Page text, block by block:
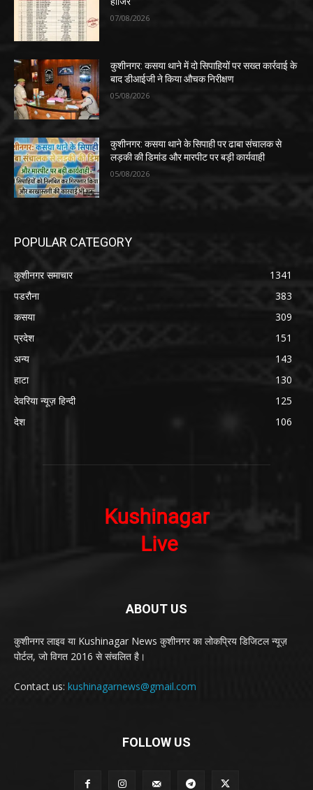
07/08/2026
कुशीनगर: कसया थाने में दो सिपाहियों पर सख्त कार्रवाई के
बाद डीआईजी ने किया औचक निरीक्षण
05/08/2026
कुशीनगर: कसया थाने के सिपाही पर ढाबा संचालक से
लड़की की डिमांड और मारपीट पर बड़ी कार्यवाही
05/08/2026
POPULAR CATEGORY
कुशीनगर समाचार
1341
पडरौना
383
कसया
309
प्रदेश
151
अन्य
143
हाटा
130
देवरिया न्यूज़ हिन्दी
125
देश
106
ABOUT US
कुशीनगर लाइव या Kushinagar News कुशीनगर का लोकप्रिय डिजिटल न्यूज़
पोर्टल, जो विगत 2016 से संचलित है।
Contact us: kushinagarnews@gmail.com
FOLLOW US